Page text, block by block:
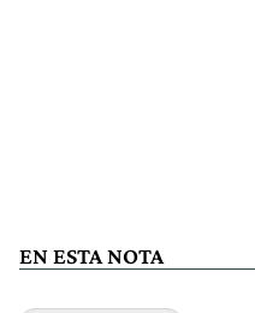
EN ESTA NOTA